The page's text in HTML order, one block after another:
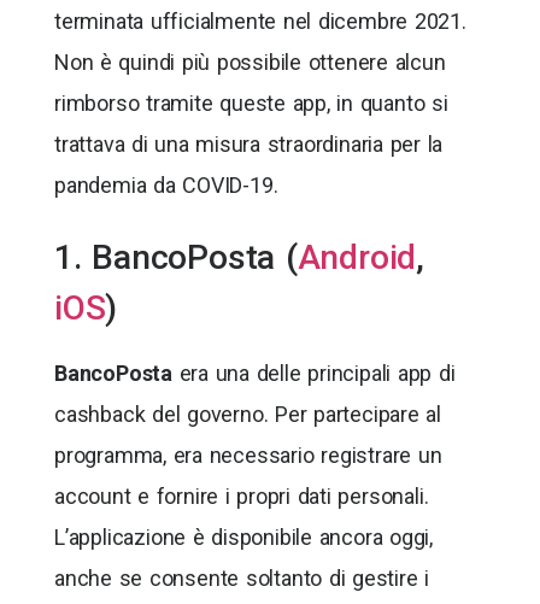
terminata ufficialmente nel dicembre 2021.
Non è quindi più possibile ottenere alcun
rimborso tramite queste app, in quanto si
trattava di una misura straordinaria per la
pandemia da COVID-19.
1. BancoPosta (Android,
iOS)
BancoPosta era una delle principali app di
cashback del governo. Per partecipare al
programma, era necessario registrare un
account e fornire i propri dati personali.
L’applicazione è disponibile ancora oggi,
anche se consente soltanto di gestire i